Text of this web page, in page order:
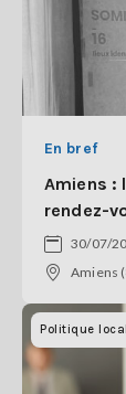
En bref
Amiens :
rendez-
30/07/
Amiens
Politique